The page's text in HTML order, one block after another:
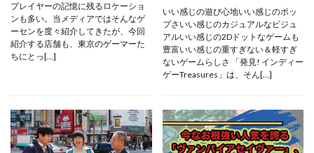
プレイヤーの記憶に残るロケーショ
ンも多い。当メディアではそんなゲ
ーセンを度々紹介してきたが、今回
紹介する店舗も、東京のゲーマーた
ちにとっ[…]
いい感じの遊び心地いい感じのポッ
プさいい感じのカジュアルなビジュ
アルいい感じの2Dドットなゲームも
豊富いい感じの重すぎない＆軽すぎ
ないゲームらしさ 「発見! インディー
ゲーTreasures」は、そん[…]